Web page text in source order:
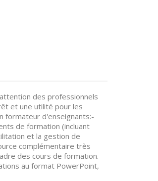
des professionnels
et une utilité pour les
formateur d'enseignants:-
de formation (incluant
et la gestion de
complémentaire très
des cours de formation.
au format PowerPoint,